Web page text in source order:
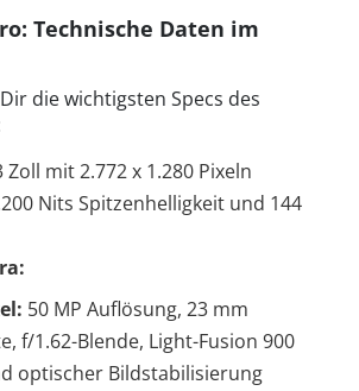
Technische Daten im
die wichtigsten Specs des
Zoll mit 2.772 x 1.280 Pixeln
Nits Spitzenhelligkeit und 144
50 MP Auflösung, 23 mm
f/1.62-Blende, Light-Fusion 900
optischer Bildstabilisierung